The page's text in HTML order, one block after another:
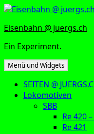
Zum
springen
Eisenbahn @ juergs.ch
Ein Experiment.
Menü und Widgets
SEITEN @
Lokomotiven
SBB
Re 420
Re 421